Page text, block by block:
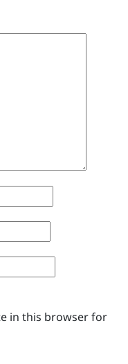
in this browser for